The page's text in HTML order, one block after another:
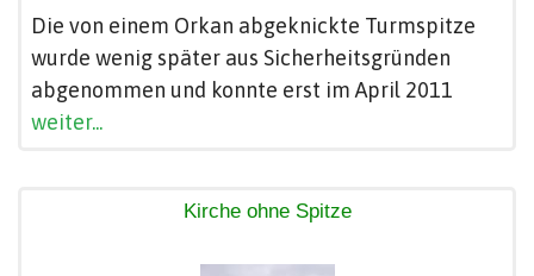
Die von einem Orkan abgeknickte Turmspitze
wurde wenig später aus Sicherheitsgründen
abgenommen und konnte erst im April 2011
weiter...
Kirche ohne Spitze